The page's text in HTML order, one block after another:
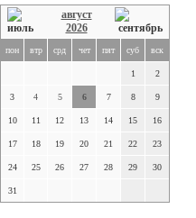
август
2026
пон втр срд чет пят суб вск
1 2
3 4 5 6 7 8 9
10 11 12 13 14 15 16
17 18 19 20 21 22 23
24 25 26 27 28 29 30
31